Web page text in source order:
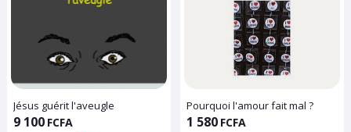
Jésus guérit l'aveugle
9 100 FCFA
Pourquoi l'amour fait mal ?
1 580 FCFA